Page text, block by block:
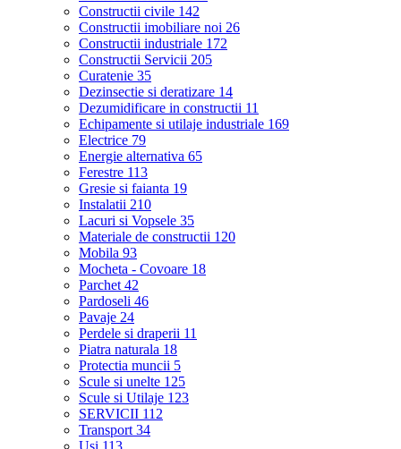
Constructii civile 142
Constructii imobiliare noi 26
Constructii industriale 172
Constructii Servicii 205
Curatenie 35
Dezinsectie si deratizare 14
Dezumidificare in constructii 11
Echipamente si utilaje industriale 169
Electrice 79
Energie alternativa 65
Ferestre 113
Gresie si faianta 19
Instalatii 210
Lacuri si Vopsele 35
Materiale de constructii 120
Mobila 93
Mocheta - Covoare 18
Parchet 42
Pardoseli 46
Pavaje 24
Perdele si draperii 11
Piatra naturala 18
Protectia muncii 5
Scule si unelte 125
Scule si Utilaje 123
SERVICII 112
Transport 34
Usi 113